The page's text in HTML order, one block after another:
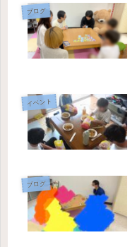
ブログ
イベント
ブログ